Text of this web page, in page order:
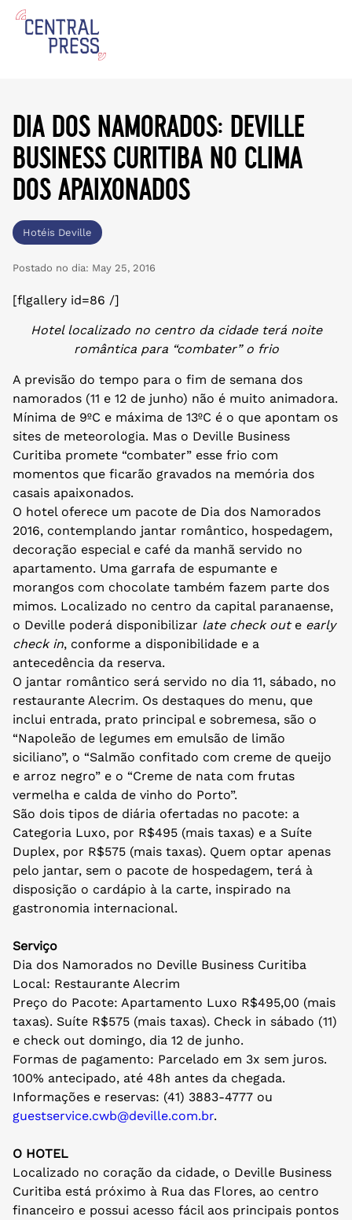
dia dos namorados: deville
business curitiba no clima
dos apaixonados
Hotéis Deville
Postado no dia: May 25, 2016
[flgallery id=86 /]
Hotel localizado no centro da cidade terá noite
romântica para “combater” o frio
A previsão do tempo para o fim de semana dos
namorados (11 e 12 de junho) não é muito animadora.
Mínima de 9ºC e máxima de 13ºC é o que apontam os
sites de meteorologia. Mas o Deville Business
Curitiba promete “combater” esse frio com
momentos que ficarão gravados na memória dos
casais apaixonados.
O hotel oferece um pacote de Dia dos Namorados
2016, contemplando jantar romântico, hospedagem,
decoração especial e café da manhã servido no
apartamento. Uma garrafa de espumante e
morangos com chocolate também fazem parte dos
mimos. Localizado no centro da capital paranaense,
o Deville poderá disponibilizar late check oute early
check in, conforme a disponibilidade e a
antecedência da reserva.
O jantar romântico será servido no dia 11, sábado, no
restaurante Alecrim. Os destaques do menu, que
inclui entrada, prato principal e sobremesa, são o
“Napoleão de legumes em emulsão de limão
siciliano”, o “Salmão confitado com creme de queijo
e arroz negro” e o “Creme de nata com frutas
vermelha e calda de vinho do Porto”.
São dois tipos de diária ofertadas no pacote: a
Categoria Luxo, por R$495 (mais taxas) e a Suíte
Duplex, por R$575 (mais taxas). Quem optar apenas
pelo jantar, sem o pacote de hospedagem, terá à
disposição o cardápio à la carte, inspirado na
gastronomia internacional.
Serviço
Dia dos Namorados no Deville Business Curitiba
Local: Restaurante Alecrim
Preço do Pacote: Apartamento Luxo R$495,00 (mais
taxas). Suíte R$575 (mais taxas). Check in sábado (11)
e check out domingo, dia 12 de junho.
Formas de pagamento: Parcelado em 3x sem juros.
100% antecipado, até 48h antes da chegada.
Informações e reservas: (41) 3883-4777 ou
guestservice.cwb@deville.com.br.
O HOTEL
Localizado no coração da cidade, o Deville Business
Curitiba está próximo à Rua das Flores, ao centro
financeiro e possui acesso fácil aos principais pontos